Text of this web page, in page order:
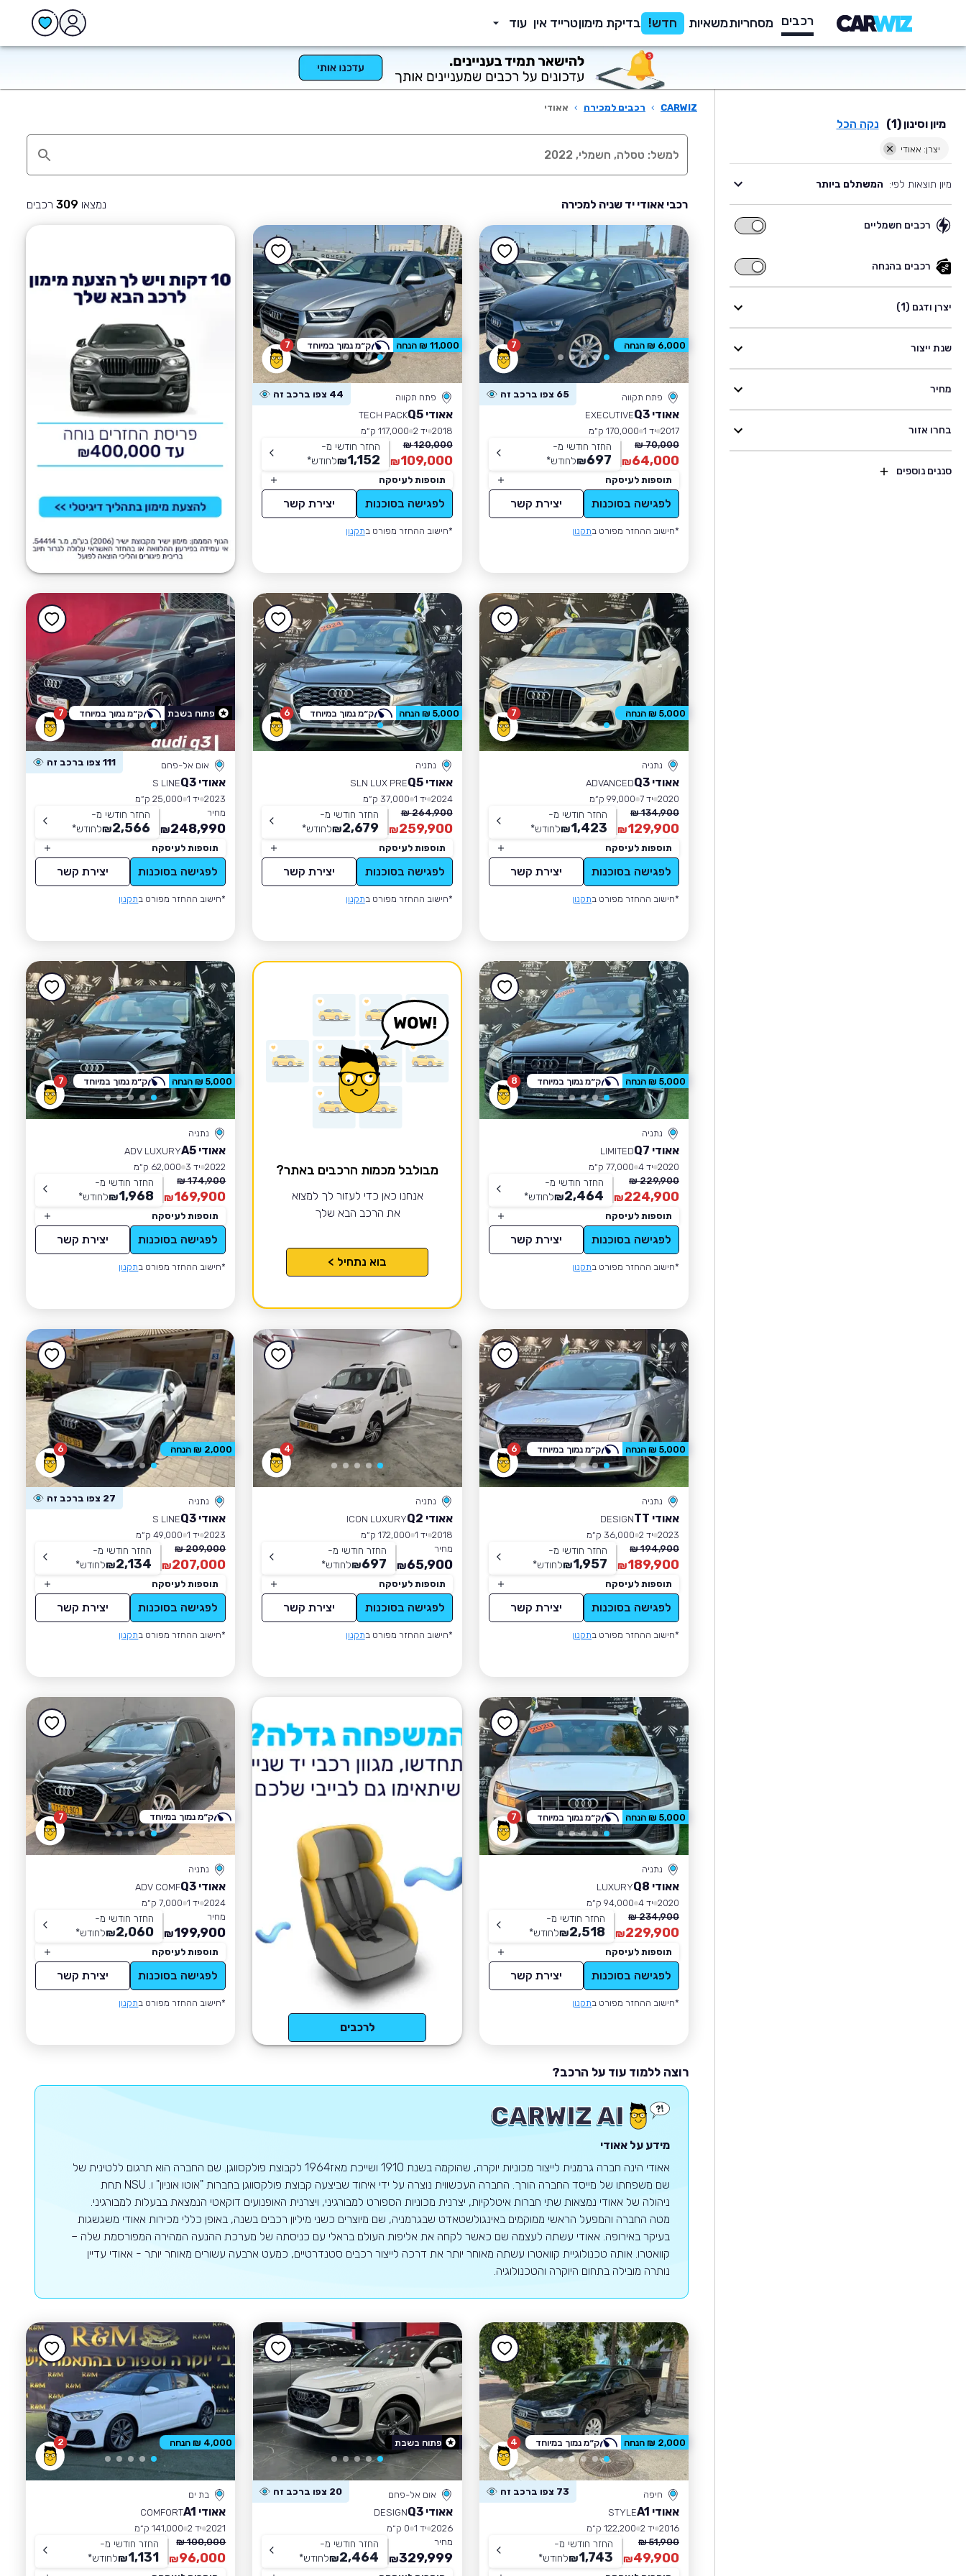
רכבים מסחריותמשאיות חדש! בדיקת מימוןטרייד אין עוד
מיון וסינון (1) נקה הכל
יצרן: אאודי
מיון תוצאות לפי: המשתלם ביותר
רכבים חשמליים
רכבים
רכבים בהנחה
רכבים
בהנחה
יצרן ודגם (1)
שנת ייצור
מחיר
בחרו אזור
סננים נוספים
CARWIZ
› רכבים למכירה › אאודי
רכבי אאודי יד שניה למכירה נמצאו 309 רכבים
7
פתח תקווה 65 צפו ברכב זה
אאודי Q3
EXECUTIVE
2017 יד 1
170,000 ק״מ
70,000 ₪
64,000
₪
החזר חודשי מ-
697
₪לחודש*
תוספות לעיסקה
לפגישה בסוכנות יצירת קשר
*חישוב ההחזר מפורט בתקנון
6,000 ₪ הנחה 7
פתח תקווה 44 צפו ברכב זה
אאודי Q5
TECH PACK
2018 יד 2
117,000 ק״מ
120,000 ₪
109,000
₪
החזר חודשי מ-
1,152
₪לחודש*
תוספות לעיסקה
לפגישה בסוכנות יצירת קשר
*חישוב ההחזר מפורט בתקנון
11,000 ₪ הנחה ק״מ נמוך במיוחד
7
נתניה
אאודי Q3
ADVANCED
2020 יד 7
99,000 ק״מ
134,900 ₪
129,900
₪
החזר חודשי מ-
1,423
₪לחודש*
תוספות לעיסקה
לפגישה בסוכנות יצירת קשר
*חישוב ההחזר מפורט בתקנון
5,000 ₪ הנחה 6
נתניה
אאודי Q5
SLN LUX PRE
2024 יד 1
37,000 ק״מ
264,900 ₪
259,900
₪
החזר חודשי מ-
2,679
₪לחודש*
תוספות לעיסקה
לפגישה בסוכנות יצירת קשר
*חישוב ההחזר מפורט בתקנון
5,000 ₪ הנחה ק״מ נמוך במיוחד 7
אום אל-פחם 111 צפו ברכב זה
אאודי Q3
S LINE
2023 יד 1
25,000 ק״מ
מחיר
248,990
₪
החזר חודשי מ-
2,566
₪לחודש*
תוספות לעיסקה
לפגישה בסוכנות יצירת קשר
*חישוב ההחזר מפורט בתקנון
פתוח בשבת ק״מ נמוך במיוחד
8
נתניה
אאודי Q7
LIMITED
2020 יד 4
77,000 ק״מ
229,900 ₪
224,900
₪
החזר חודשי מ-
2,464
₪לחודש*
תוספות לעיסקה
לפגישה בסוכנות יצירת קשר
*חישוב ההחזר מפורט בתקנון
5,000 ₪ הנחה ק״מ נמוך במיוחד
מבולבל מכמות הרכבים באתר?
אנחנו כאן כדי לעזור לך למצוא
את הרכב הבא שלך
בוא נתחיל >
7
נתניה
אאודי A5
ADV LUXURY
2022 יד 3
62,000 ק״מ
174,900 ₪
169,900
₪
החזר חודשי מ-
1,968
₪לחודש*
תוספות לעיסקה
לפגישה בסוכנות יצירת קשר
*חישוב ההחזר מפורט בתקנון
5,000 ₪ הנחה ק״מ נמוך במיוחד
6
נתניה
אאודי TT
DESIGN
2023 יד 2
36,000 ק״מ
194,900 ₪
189,900
₪
החזר חודשי מ-
1,957
₪לחודש*
תוספות לעיסקה
לפגישה בסוכנות יצירת קשר
*חישוב ההחזר מפורט בתקנון
5,000 ₪ הנחה ק״מ נמוך במיוחד 4
נתניה
אאודי Q2
ICON LUXURY
2018 יד 1
172,000 ק״מ
מחיר
65,900
₪
החזר חודשי מ-
697
₪לחודש*
תוספות לעיסקה
לפגישה בסוכנות יצירת קשר
*חישוב ההחזר מפורט בתקנון
6
נתניה 27 צפו ברכב זה
אאודי Q3
S LINE
2023 יד 1
49,000 ק״מ
209,000 ₪
207,000
₪
החזר חודשי מ-
2,134
₪לחודש*
תוספות לעיסקה
לפגישה בסוכנות יצירת קשר
*חישוב ההחזר מפורט בתקנון
2,000 ₪ הנחה
7
נתניה
אאודי Q8
LUXURY
2020 יד 4
94,000 ק״מ
234,900 ₪
229,900
₪
החזר חודשי מ-
2,518
₪לחודש*
תוספות לעיסקה
לפגישה בסוכנות יצירת קשר
*חישוב ההחזר מפורט בתקנון
5,000 ₪ הנחה ק״מ נמוך במיוחד
לרכבים
7
נתניה
אאודי Q3
ADV COMF
2024 יד 1
7,000 ק״מ
מחיר
199,900
₪
החזר חודשי מ-
2,060
₪לחודש*
תוספות לעיסקה
לפגישה בסוכנות יצירת קשר
*חישוב ההחזר מפורט בתקנון
ק״מ נמוך במיוחד
רוצה ללמוד עוד על הרכב?
מידע על אאודי
אאודי הינה חברה גרמנית לייצור מכוניות יוקרה, שהוקמה בשנת 1910 ושייכת מאז1964 לקבוצת פולקסווגן. שם החברה הוא תרגום ללטינית של
שם משפחתו של מייסד החברה הורך. החברה העכשווית נוצרה על ידי איחוד שביצעה קבוצת פולקסווגן בחברות "אוטו אוניון" ו. NSU תחת
ניהולה של אאודי נמצאות שתי חברות איטלקיות, יצרנית מכוניות הספורט למבורגיני, ויצרנית האופנועים דוקאטי הנמצאת בבעלות למבורגיני.
מטה החברה והמפעל הראשי ממוקמים באינגולשטאדט שבגרמניה, שם מיוצרים כשני מיליון רכבים בשנה, באופן כללי מכירות אאודי משגשגות
בעיקר באירופה. אאודי עשתה לעצמה שם כאשר לקחה את אליפות העולם בראלי עם כניסתה של מערכת ההנעה המהירה המפורסמת שלה –
קוואטרו. אותה טכנולוגיית קוואטרו עשתה מאוחר יותר את דרכה לייצור רכבים סטנדרטיים, כמעט ארבעה עשורים מאוחר יותר - אאודי עדיין
נותרה מובילה בתחום היוקרה והטכנולוגיה.
4
חיפה 73 צפו ברכב זה
אאודי A1
STYLE
2016 יד 2
122,200 ק״מ
51,900 ₪
49,900
₪
החזר חודשי מ-
1,743
₪לחודש*
2,000 ₪ הנחה ק״מ נמוך במיוחד
אום אל-פחם 20 צפו ברכב זה
אאודי Q3
DESIGN
2026 יד 1
0 ק״מ
מחיר
329,999
₪
החזר חודשי מ-
2,464
₪לחודש*
פתוח בשבת 2
בת ים
אאודי A1
COMFORT
2021 יד 2
141,000 ק״מ
100,000 ₪
96,000
₪
החזר חודשי מ-
1,131
₪לחודש*
4,000 ₪ הנחה